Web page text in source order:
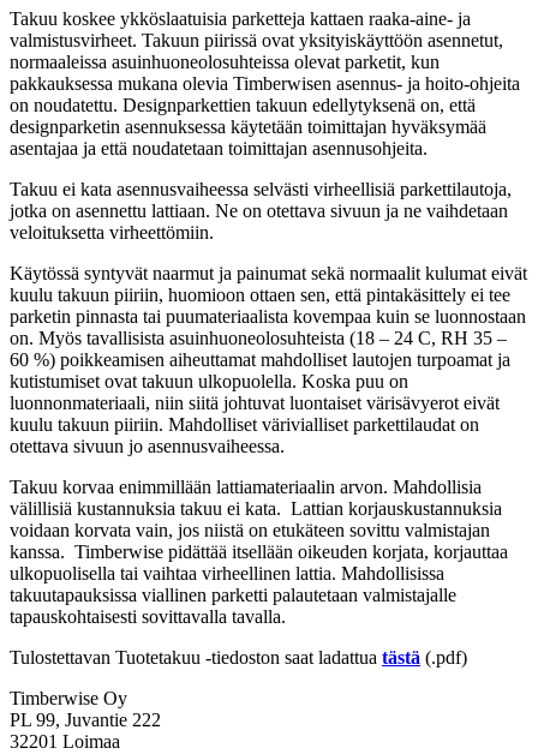
Takuu koskee ykköslaatuisia parketteja kattaen raaka-aine- ja
valmistusvirheet. Takuun piirissä ovat yksityiskäyttöön asennetut,
normaaleissa asuinhuoneolosuhteissa olevat parketit, kun
pakkauksessa mukana olevia Timberwisen asennus- ja hoito-ohjeita
on noudatettu. Designparkettien takuun edellytyksenä on, että
designparketin asennuksessa käytetään toimittajan hyväksymää
asentajaa ja että noudatetaan toimittajan asennusohjeita.
Takuu ei kata asennusvaiheessa selvästi virheellisiä parkettilautoja,
jotka on asennettu lattiaan. Ne on otettava sivuun ja ne vaihdetaan
veloituksetta virheettömiin.
Käytössä syntyvät naarmut ja painumat sekä normaalit kulumat eivät
kuulu takuun piiriin, huomioon ottaen sen, että pintakäsittely ei tee
parketin pinnasta tai puumateriaalista kovempaa kuin se luonnostaan
on. Myös tavallisista asuinhuoneolosuhteista (18 – 24 C, RH 35 –
60 %) poikkeamisen aiheuttamat mahdolliset lautojen turpoamat ja
kutistumiset ovat takuun ulkopuolella. Koska puu on
luonnonmateriaali, niin siitä johtuvat luontaiset värisävyerot eivät
kuulu takuun piiriin. Mahdolliset värivialliset parkettilaudat on
otettava sivuun jo asennusvaiheessa.
Takuu korvaa enimmillään lattiamateriaalin arvon. Mahdollisia
välillisiä kustannuksia takuu ei kata. Lattian korjauskustannuksia
voidaan korvata vain, jos niistä on etukäteen sovittu valmistajan
kanssa. Timberwise pidättää itsellään oikeuden korjata, korjauttaa
ulkopuolisella tai vaihtaa virheellinen lattia. Mahdollisissa
takuutapauksissa viallinen parketti palautetaan valmistajalle
tapauskohtaisesti sovittavalla tavalla.
Tulostettavan Tuotetakuu -tiedoston saat ladattua tästä (.pdf)
Timberwise Oy
PL 99, Juvantie 222
32201 Loimaa